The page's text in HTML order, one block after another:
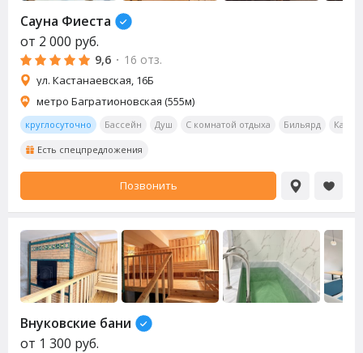
Сауна Фиеста
от 2 000 руб.
9,6 · 16 отз.
ул. Кастанаевская, 16Б
метро Багратионовская (555м)
круглосуточно Бассейн Душ С комнатой отдыха Бильярд
Есть спецпредложения
Позвонить
Внуковские бани
от 1 300 руб.